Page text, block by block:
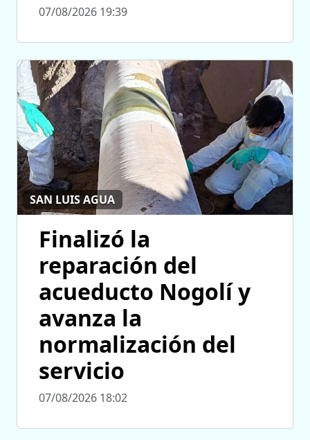
07/08/2026 19:39
SAN LUIS AGUA
Finalizó la
reparación del
acueducto Nogolí y
avanza la
normalización del
servicio
07/08/2026 18:02